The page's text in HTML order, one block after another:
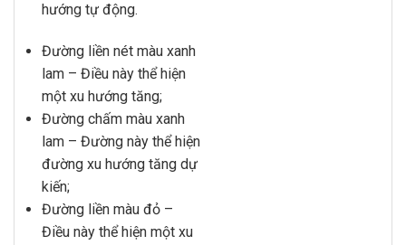
hướng tự động.
Đường liền nét màu xanh
lam – Điều này thể hiện
một xu hướng tăng;
Đường chấm màu xanh
lam – Đường này thể hiện
đường xu hướng tăng dự
kiến;
Đường liền màu đỏ –
Điều này thể hiện một xu